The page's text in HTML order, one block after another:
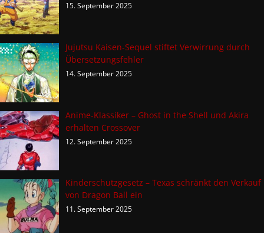
15. September 2025
Jujutsu Kaisen-Sequel stiftet Verwirrung durch
Übersetzungsfehler
14. September 2025
Anime-Klassiker – Ghost in the Shell und Akira
erhalten Crossover
12. September 2025
Kinderschutzgesetz – Texas schränkt den Verkauf
von Dragon Ball ein
11. September 2025